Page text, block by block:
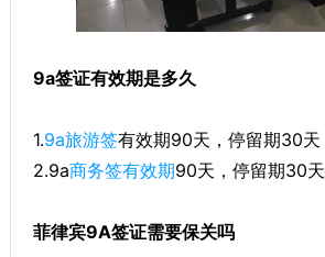
9a签证有效期是多久
1.9a旅游签有效期90天，停留期30天
2.9a商务签有效期90天，停留期30天
菲律宾9A签证需要保关吗